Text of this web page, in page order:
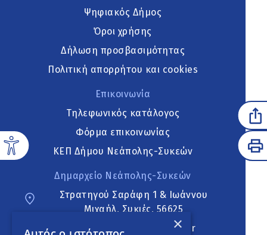
Ψηφιακός Δήμος
Όροι χρήσης
Δήλωση προσβασιμότητας
Πολιτική απορρήτου και cookies
Επικοινωνία
Τηλεφωνικός κατάλογος
Φόρμα επικοινωνίας
ΚΕΠ Δήμου Νεάπολης-Συκεών
Δημαρχείο Νεάπολης-Συκεών
Στρατηγού Σαράφη 1 & Ιωάννου
Μιχαήλ, Συκιές, 56625
neapoli.sykies@ddt.gov.gr
×